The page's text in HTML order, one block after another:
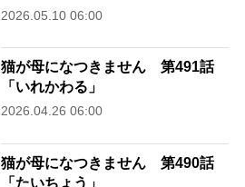
2026.05.10 06:00
猫が母になつきません 第491話
「いれかわる」
2026.04.26 06:00
猫が母になつきません 第490話
「たいちょう」